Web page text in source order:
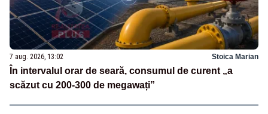
7 aug. 2026, 13:02 Stoica Marian
În intervalul orar de seară, consumul de curent „a
scăzut cu 200-300 de megawați”